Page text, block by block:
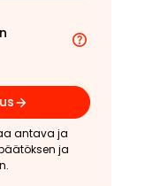
antava ja
ja